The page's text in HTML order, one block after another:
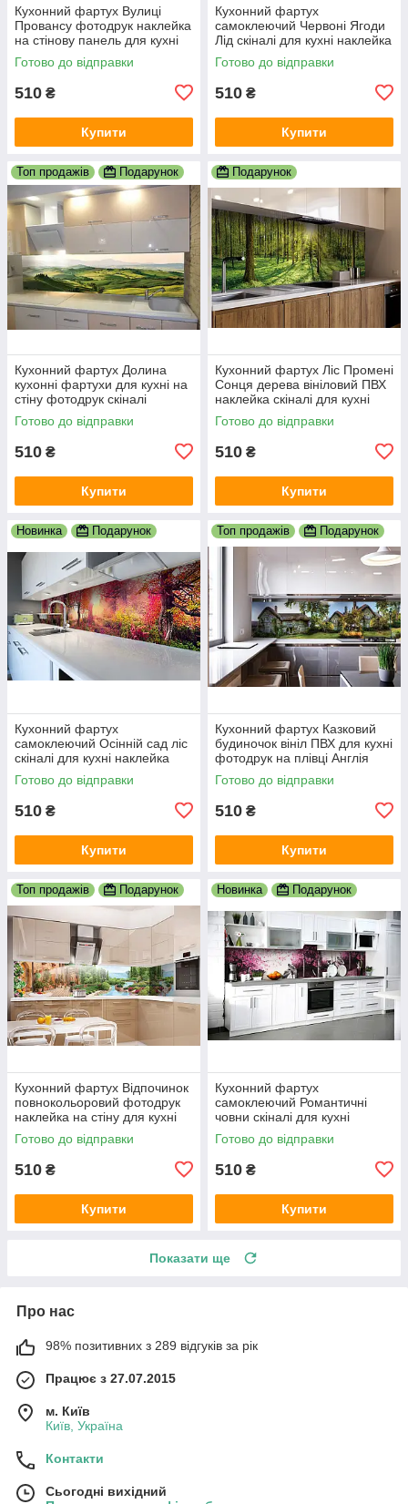
Кухонний фартух Вулиці
Провансу фотодрук наклейка
на стінову панель для кухні
природа краєвид 600х2000
мм
Готово до відправки
510 ₴
Купити
Кухонний фартух
самоклеючий Червоні Ягоди
Лід скіналі для кухні наклейка
ПВХ зимовий натюрморт
600х2000 мм
Готово до відправки
510 ₴
Купити
Топ продажів Подарунок
Кухонний фартух Долина
кухонні фартухи для кухні на
стіну фотодрук скіналі
природа краєвид 600х2000
мм
Готово до відправки
510 ₴
Купити
Подарунок
Кухонний фартух Ліс Промені
Сонця дерева вініловий ПВХ
наклейка скіналі для кухні
зелений 600х2000 мм
Готово до відправки
510 ₴
Купити
Новинка Подарунок
Кухонний фартух
самоклеючий Осінній сад ліс
скіналі для кухні наклейка
ПВХ дерева осінь оранж
600х2000 мм
Готово до відправки
510 ₴
Купити
Топ продажів Подарунок
Кухонний фартух Казковий
будиночок вініл ПВХ для кухні
фотодрук на плівці Англія
сільський краєвид 600х2000
мм
Готово до відправки
510 ₴
Купити
Топ продажів Подарунок
Кухонний фартух Відпочинок
повнокольоровий фотодрук
наклейка на стіну для кухні
природа краєвид 600х2000
мммм
Готово до відправки
510 ₴
Купити
Новинка Подарунок
Кухонний фартух
самоклеючий Романтичні
човни скіналі для кухні
наклейка ПВХ рожеві дерева
600х2000 мм
Готово до відправки
510 ₴
Купити
Показати ще
Про нас
98% позитивних з 289 відгуків за рік
Працює з 27.07.2015
м. Київ
Київ, Україна
Контакти
Сьогодні вихідний